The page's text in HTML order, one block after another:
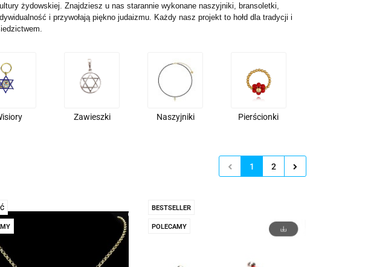
żydowskiej. Znajdziesz u nas starannie wykonane naszyjniki, bransoletki,
i przywołają piękno judaizmu. Każdy nasz projekt to hołd dla tradycji i
Zawieszki Naszyjniki Pierścionki
1 2
BESTSELLER
POLECAMY